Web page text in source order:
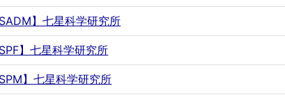
】七星科学研究所
】七星科学研究所
】七星科学研究所